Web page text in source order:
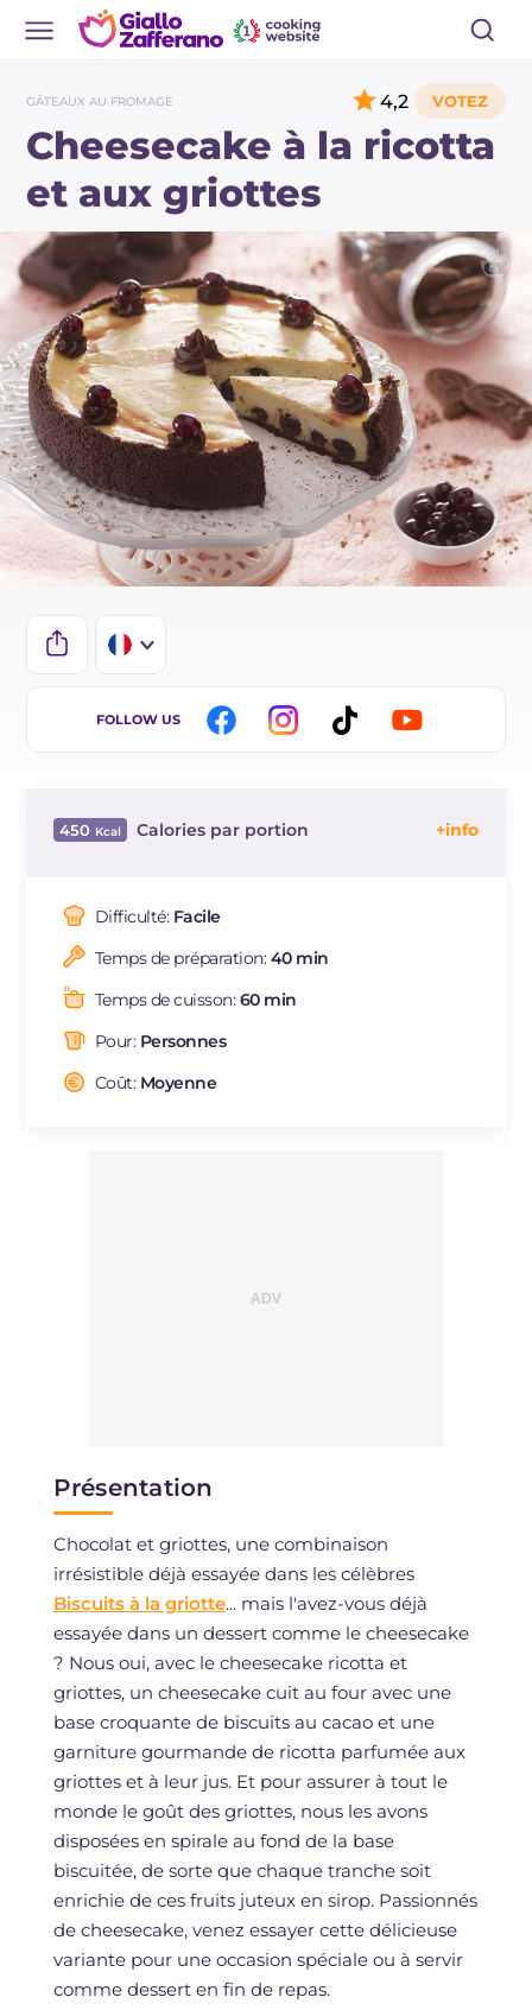
GÂTEAUX AU FROMAGE
Cheesecake à la ricotta
et aux griottes
4,2
IT
DE
NL
FOLLOW US
450 Calories par portion
Dont sucres
Protéine
Graisses
Fibre
Cholestérol
Difficulté: Facile
Temps de préparation:40 min
Temps de cuisson:60 min
Pour: Personnes
Coût: Moyenne
Présentation
Chocolat et griottes, une combinaison
irrésistible déjà essayée dans les célèbres
Biscuits à la griotte... mais l'avez-vous déjà
essayée dans un dessert comme le cheesecake
? Nous oui, avec le cheesecake ricotta et
griottes, un cheesecake cuit au four avec une
base croquante de biscuits au cacao et une
garniture gourmande de ricotta parfumée aux
griottes et à leur jus. Et pour assurer à tout le
monde le goût des griottes, nous les avons
disposées en spirale au fond de la base
biscuitée, de sorte que chaque tranche soit
enrichie de ces fruits juteux en sirop. Passionnés
de cheesecake, venez essayer cette délicieuse
variante pour une occasion spéciale ou à servir
comme dessert en fin de repas.